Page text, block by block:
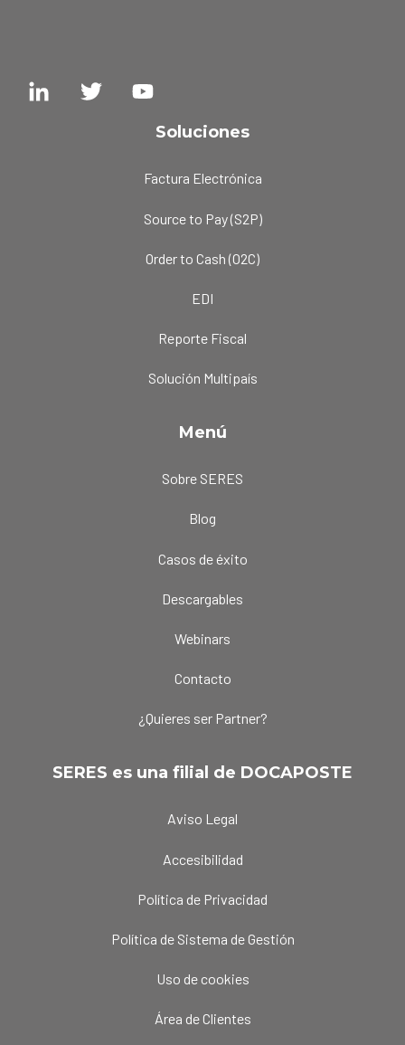
Soluciones
Factura Electrónica
Source to Pay (S2P)
Order to Cash (O2C)
EDI
Reporte Fiscal
Solución Multipaís
Menú
Sobre SERES
Blog
Casos de éxito
Descargables
Webinars
Contacto
¿Quieres ser Partner?
SERES es una filial de DOCAPOSTE
Aviso Legal
Accesibilidad
Política de Privacidad
Política de Sistema de Gestión
Uso de cookies
Área de Clientes